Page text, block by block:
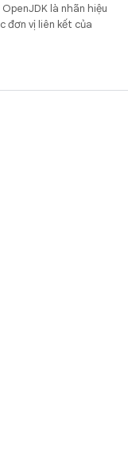
OpenJDK là nhãn hiệu
đơn vị liên kết của